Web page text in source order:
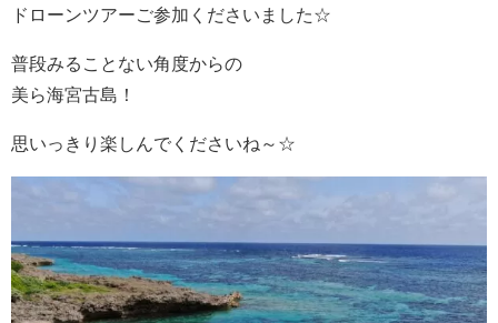
ドローンツアーご参加くださいました☆
普段みることない角度からの
美ら海宮古島！
思いっきり楽しんでくださいね～☆